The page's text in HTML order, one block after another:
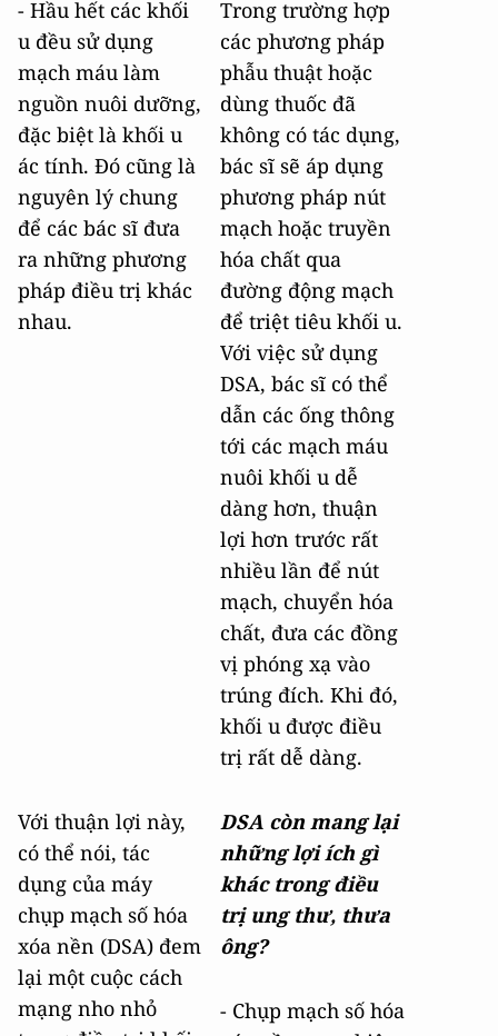
- Hầu hết các khối
u đều sử dụng
mạch máu làm
nguồn nuôi dưỡng,
đặc biệt là khối u
ác tính. Đó cũng là
nguyên lý chung
để các bác sĩ đưa
ra những phương
pháp điều trị khác
nhau.
Trong trường hợp
các phương pháp
phẫu thuật hoặc
dùng thuốc đã
không có tác dụng,
bác sĩ sẽ áp dụng
phương pháp nút
mạch hoặc truyền
hóa chất qua
đường động mạch
để triệt tiêu khối u.
Với việc sử dụng
DSA, bác sĩ có thể
dẫn các ống thông
tới các mạch máu
nuôi khối u dễ
dàng hơn, thuận
lợi hơn trước rất
nhiều lần để nút
mạch, chuyển hóa
chất, đưa các đồng
vị phóng xạ vào
trúng đích. Khi đó,
khối u được điều
trị rất dễ dàng.
Với thuận lợi này,
có thể nói, tác
dụng của máy
chụp mạch số hóa
xóa nền (DSA) đem
lại một cuộc cách
mạng nho nhỏ
DSA còn mang lại
những lợi ích gì
khác trong điều
trị ung thư, thưa
ông?
- Chụp mạch số hóa